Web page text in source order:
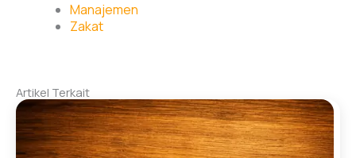
Manajemen
Zakat
Artikel Terkait